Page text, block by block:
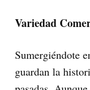
Variedad
Sumergiéndote
guardan la